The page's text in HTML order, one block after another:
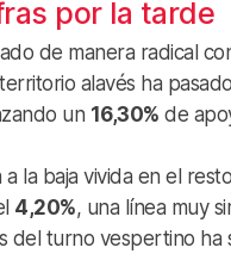
por la tarde
de manera radical
alavés ha
un 16,30% de
la baja vivida en el
4,20%, una línea muy
del turno vespertino